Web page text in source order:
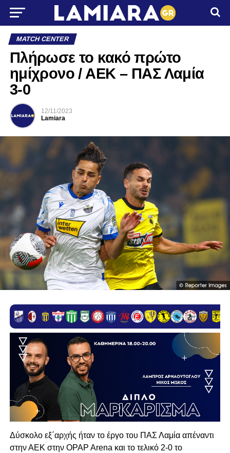
MATCH CENTER
Πλήρωσε το κακό πρώτο
ημίχρονο / ΑΕΚ – ΠΑΣ Λαμία
3-0
12/11/2023
Lamiara
Δύσκολο εξ΄αρχής ήταν το έργο του ΠΑΣ Λαμία απέναντι
στην ΑΕΚ στην OPAP Arena και το τελικό 2-0 το